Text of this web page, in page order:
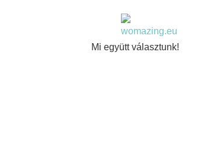
Mi együtt választunk!